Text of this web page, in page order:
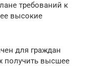
требований к
высокие
для граждан
получить высшее